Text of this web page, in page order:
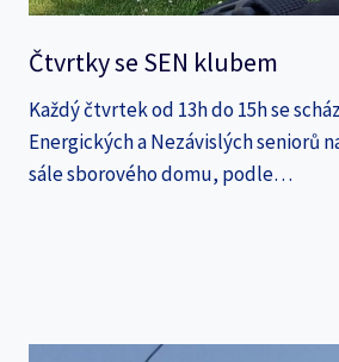
Čtvrtky se SEN klubem
Každý čtvrtek od 13h do 15h se
Energických a Nezávislých seniorů
sále sborového domu, podle…